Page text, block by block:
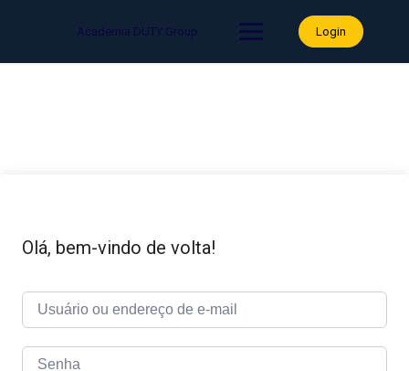
Academia DUTY Group Login
Olá, bem-vindo de volta!